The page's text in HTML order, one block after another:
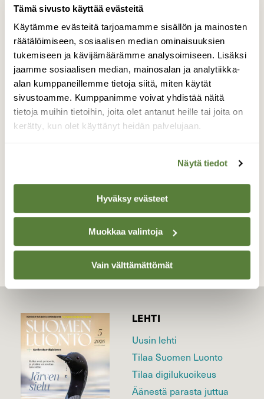
Tämä sivusto käyttää evästeitä
Käytämme evästeitä tarjoamamme sisällön ja mainosten
räätälöimiseen, sosiaalisen median ominaisuuksien
tukemiseen ja kävijämäärämme analysoimiseen. Lisäksi
jaamme sosiaalisen median, mainosalan ja analytiikka-
alan kumppaneillemme tietoja siitä, miten käytät
sivustoamme. Kumppanimme voivat yhdistää näitä
tietoja muihin tietoihin, joita olet antanut heille tai joita on
kerätty, kun olet käyttänyt heidän palvelujaan.
Näytä tiedot
Hyväksy evästeet
Muokkaa valintoja
Vain välttämättömät
Aurajoki Klo.04.45
Aamun kauniita hetkiä…Aurajoki 5.6.2023 Klo.
04.45
Valokuvaaja: Juhani Peltonen, Turku 5.6.2023
LEHTI
Uusin lehti
Tilaa Suomen Luonto
Tilaa digilukuoikeus
Äänestä parasta juttua